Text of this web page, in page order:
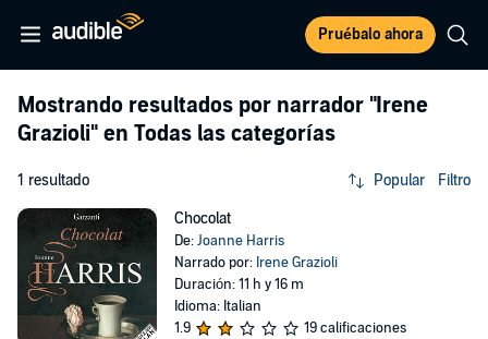
Pruébalo ahora
Mostrando resultados por narrador "Irene
Grazioli" en Todas las categorías
1 resultado Popular Filtro
Chocolat
De:Joanne Harris
Narrado por: Irene Grazioli
Duración: 11 h y 16 m
Idioma: Italian
1.9
19 calificaciones